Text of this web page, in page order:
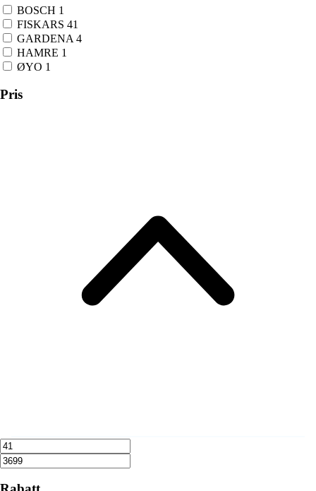
BOSCH 1
FISKARS 41
GARDENA 4
HAMRE 1
ØYO 1
Pris